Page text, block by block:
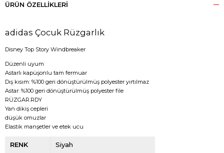
ÜRÜN ÖZELLIKLERI
adidas Çocuk Rüzgarlık
Disney Top Story Windbreaker
Düzenli uyum
Astarlı kapüşonlu tam fermuar
Dış kısım: %100 geri dönüştürülmüş polyester yırtılmaz
Astar: %100 geri dönüştürülmüş polyester file
RÜZGAR.RDY
Yan dikiş cepleri
düşük omuzlar
Elastik manşetler ve etek ucu
RENK Siyah